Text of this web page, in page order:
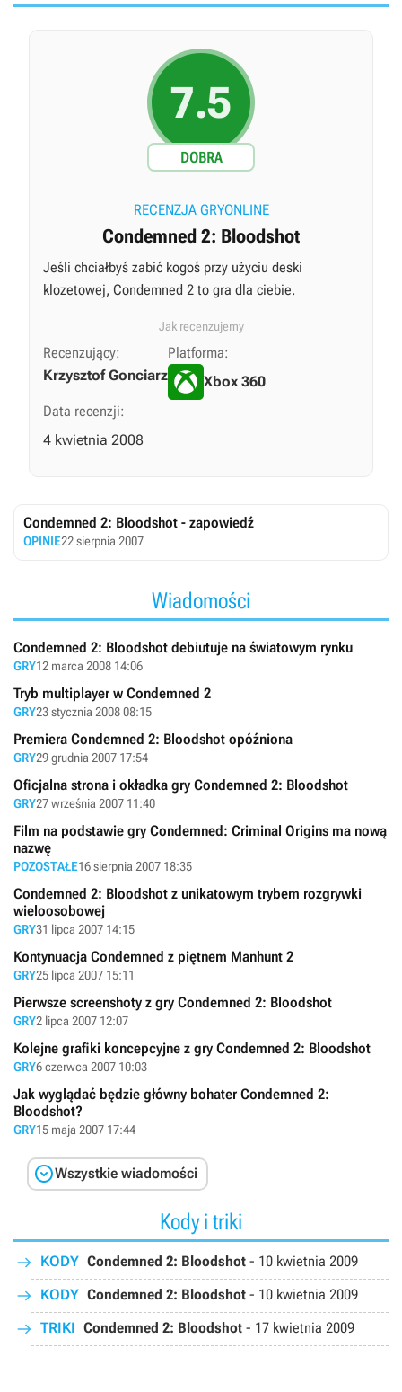
7.5
DOBRA
RECENZJA GRYONLINE
Condemned 2: Bloodshot
Jeśli chciałbyś zabić kogoś przy użyciu deski
klozetowej, Condemned 2 to gra dla ciebie.
Jak recenzujemy
Recenzujący:
Krzysztof Gonciarz
Platforma:
Xbox 360
Data recenzji:
4 kwietnia 2008
Condemned 2: Bloodshot - zapowiedź
OPINIE22 sierpnia 2007
Wiadomości
Condemned 2: Bloodshot debiutuje na światowym rynku
GRY12 marca 2008 14:06
Tryb multiplayer w Condemned 2
GRY23 stycznia 2008 08:15
Premiera Condemned 2: Bloodshot opóźniona
GRY29 grudnia 2007 17:54
Oficjalna strona i okładka gry Condemned 2: Bloodshot
GRY27 września 2007 11:40
Film na podstawie gry Condemned: Criminal Origins ma nową
nazwę
POZOSTAŁE16 sierpnia 2007 18:35
Condemned 2: Bloodshot z unikatowym trybem rozgrywki
wieloosobowej
GRY31 lipca 2007 14:15
Kontynuacja Condemned z piętnem Manhunt 2
GRY25 lipca 2007 15:11
Pierwsze screenshoty z gry Condemned 2: Bloodshot
GRY2 lipca 2007 12:07
Kolejne grafiki koncepcyjne z gry Condemned 2: Bloodshot
GRY6 czerwca 2007 10:03
Jak wyglądać będzie główny bohater Condemned 2:
Bloodshot?
GRY15 maja 2007 17:44
Wszystkie wiadomości
Kody i triki
KODY Condemned 2: Bloodshot - 10 kwietnia 2009
KODY Condemned 2: Bloodshot - 10 kwietnia 2009
TRIKI Condemned 2: Bloodshot - 17 kwietnia 2009